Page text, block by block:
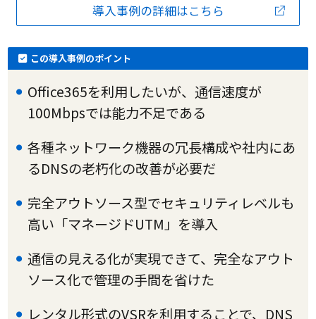
導入事例の詳細はこちら
この導入事例のポイント
Office365を利用したいが、通信速度が
100Mbpsでは能力不足である
各種ネットワーク機器の冗長構成や社内にあ
るDNSの老朽化の改善が必要だ
完全アウトソース型でセキュリティレベルも
高い「マネージドUTM」を導入
通信の見える化が実現できて、完全なアウト
ソース化で管理の手間を省けた
レンタル形式のVSRを利用することで、DNS